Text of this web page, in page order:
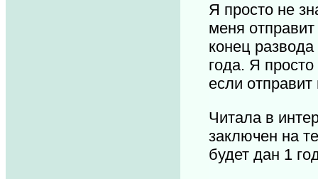
Я просто не
меня
конец
года. Я
если
Читала в
заключен на
будет дан 1